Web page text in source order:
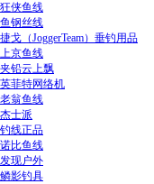
狂侠鱼线
鱼钢丝线
捷戈（JoggerTeam）垂钓用品
上京鱼线
夹铅云上飘
英菲特网络机
老翁鱼线
杰士派
钓线正品
诺比鱼线
发现户外
鳞影钓具